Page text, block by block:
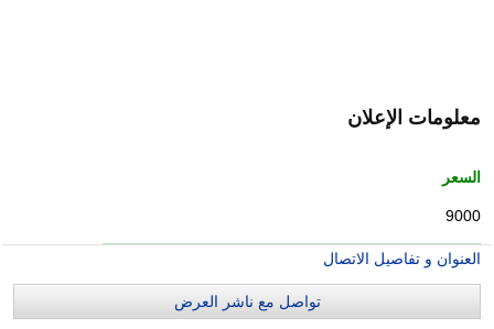
معلومات الإعلان
السعر
9000
العنوان و تفاصيل الاتصال
تواصل مع ناشر العرض